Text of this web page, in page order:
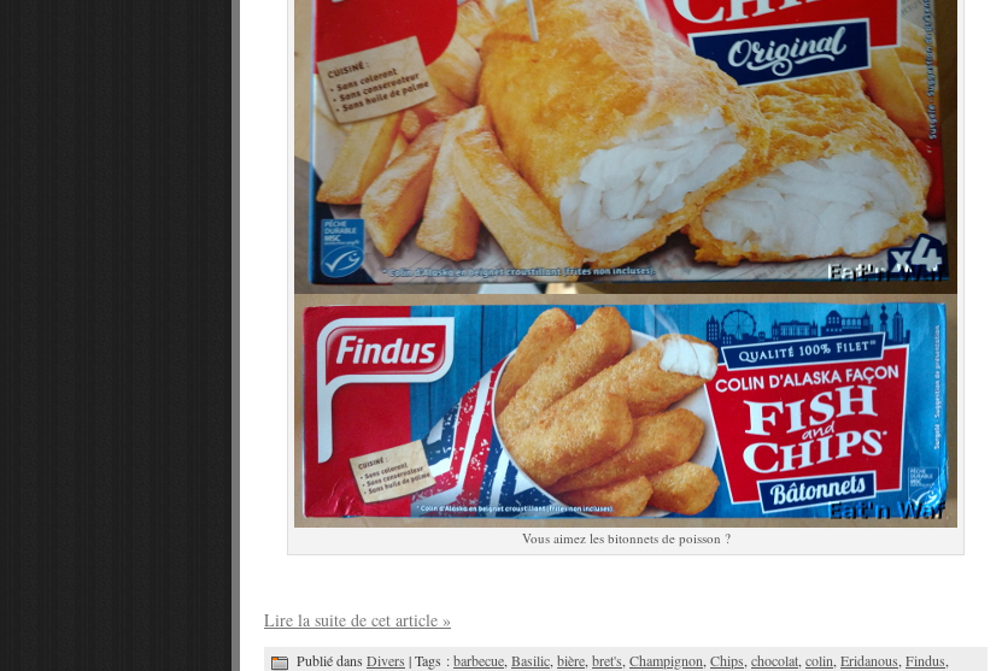
Vous aimez les bitonnets de poisson ?
Lire la suite de cet article »
Publié dans Divers | Tags :barbecue Basilic bière bret's Champignon Chips chocolat colin Eridanous Findus